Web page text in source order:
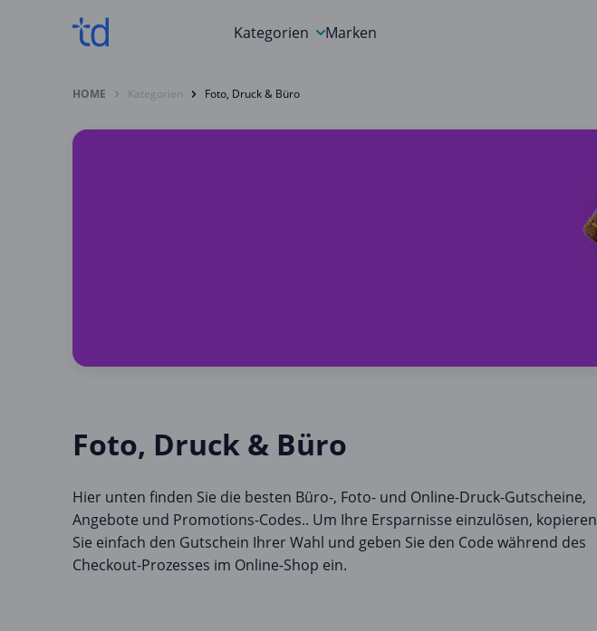
Kategorien
Auto, Motorrad & Werkzeuge
Marken
HOME Kategorien Foto, Druck & Büro
Foto, Druck & Büro
Hier unten finden Sie die besten Büro-, Foto- und Online-Druck-Gutscheine,
Angebote und Promotions-Codes.. Um Ihre Ersparnisse einzulösen, kopieren
Sie einfach den Gutschein Ihrer Wahl und geben Sie den Code während des
Checkout-Prozesses im Online-Shop ein.